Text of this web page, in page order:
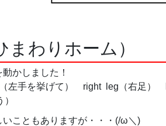
わりホーム）
歌に合わせて
左手を挙げて） right leg（右足）
こともありますが・・・(/ω＼)